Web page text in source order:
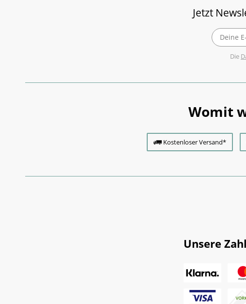
Jetzt
Die
Womit
Kostenloser Versand*
Unsere